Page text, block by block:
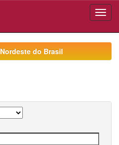
do Brasil